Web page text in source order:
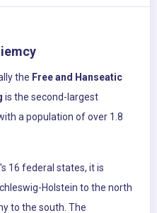
the Free and Hanseatic
is the second-largest
a population of over 1.8
16 federal states, it is
Holstein to the north
to the south. The